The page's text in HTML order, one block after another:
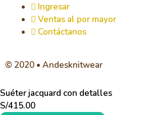
Ingresar
Ventas al por mayor
Contáctanos
© 2020 • Andesknitwear
Suéter jacquard con detalles
S/415.00